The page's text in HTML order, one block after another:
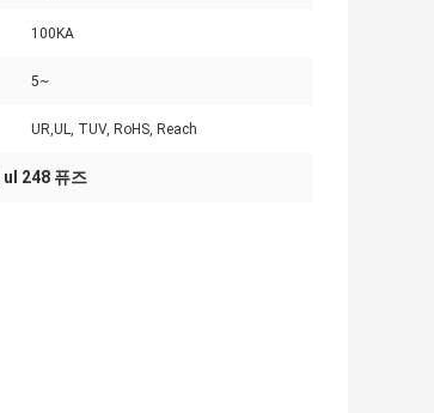
100KA
5~
UR,UL, TUV, RoHS, Reach
ul 248 퓨즈